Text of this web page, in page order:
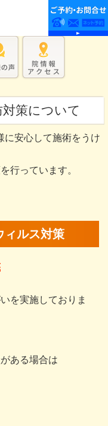
策について
に安心して施術をうけ
行っています。
ルス対策
を実施しておりま
ある場合は